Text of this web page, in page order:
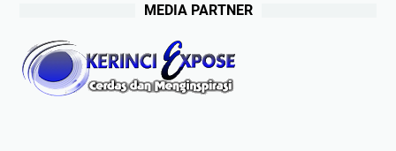
MEDIA PARTNER